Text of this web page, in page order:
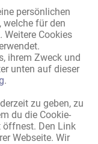
persönlichen
welche für den
Weitere Cookies
ihrem Zweck und
unten auf dieser
.
zu geben, zu
du die Cookie-
öffnest. Den Link
Webseite. Wir
du die Erlaubnis, dass
du damit Karten als
du in